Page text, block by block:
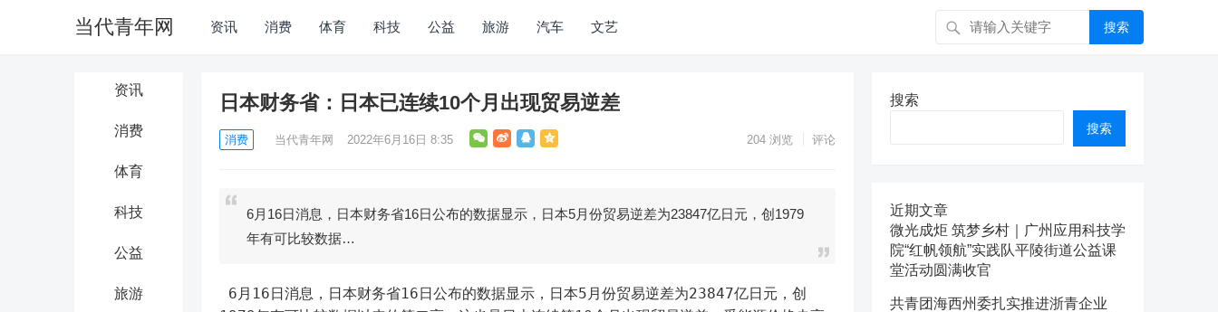
当代青年网 资讯 消费 体育 科技 公益 旅游 汽车 文艺 搜索
资讯
消费
体育
科技
公益
旅游
日本财务省：日本已连续10个月出现贸易逆差
消费 当代青年网 2022年6月16日 8:35 204 浏览 评论
6月16日消息，日本财务省16日公布的数据显示，日本5月份贸易逆差为23847亿日元，创1979
年有可比较数据…
搜索
搜索
近期文章
微光成炬 筑梦乡村｜广州应用科技学
院“红帆领航”实践队平陵街道公益课
堂活动圆满收官
共青团海西州委扎实推进浙青企业